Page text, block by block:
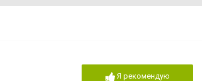
Я рекомендую